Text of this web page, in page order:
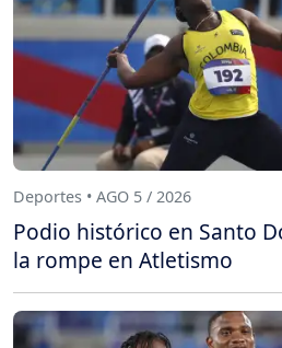
Deportes • AGO 5 / 2026
Podio histórico en Santo
la rompe en Atletismo